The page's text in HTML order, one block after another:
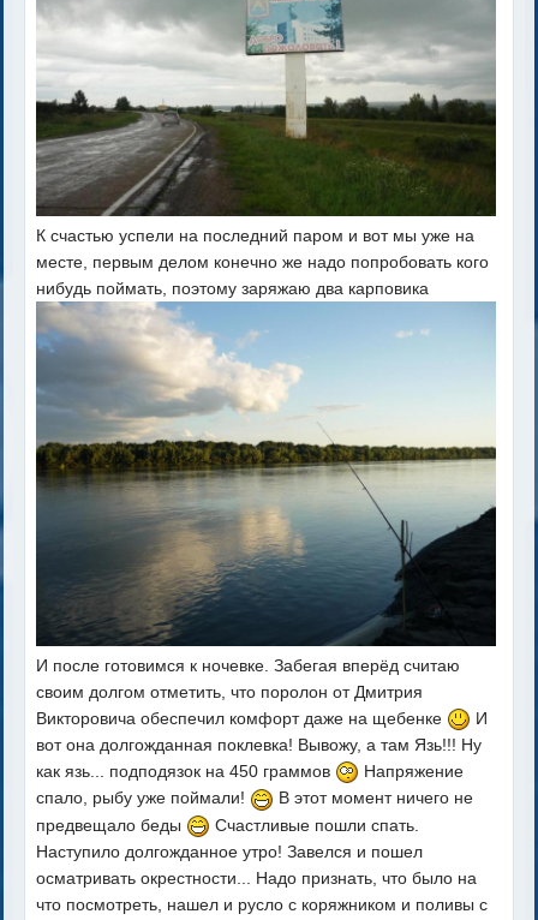
К счастью успели на последний паром и вот мы уже на
месте, первым делом конечно же надо попробовать кого
нибудь поймать, поэтому заряжаю два карповика
И после готовимся к ночевке. Забегая вперёд считаю
своим долгом отметить, что поролон от Дмитрия
Викторовича обеспечил комфорт даже на щебенке
И
вот она долгожданная поклевка! Вывожу, а там Язь!!! Ну
как язь... подподязок на 450 граммов
Напряжение
спало, рыбу уже поймали!
В этот момент ничего не
предвещало беды
Счастливые пошли спать.
Наступило долгожданное утро! Завелся и пошел
осматривать окрестности... Надо признать, что было на
что посмотреть, нашел и русло с коряжником и поливы с